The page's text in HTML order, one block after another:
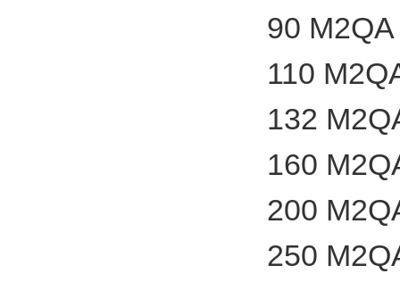
90
110
132
160
200
250